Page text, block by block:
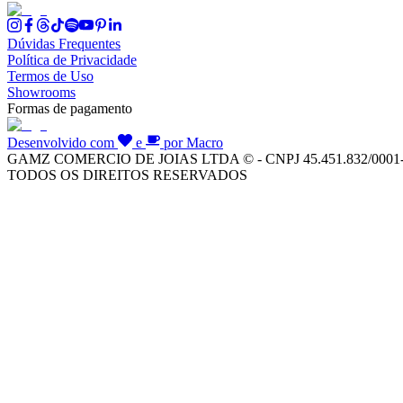
Dúvidas Frequentes
Política de Privacidade
Termos de Uso
Showrooms
Formas de pagamento
Desenvolvido com e
por Macro
GAMZ COMERCIO DE JOIAS LTDA © - CNPJ 45.451.832/
TODOS OS DIREITOS RESERVADOS